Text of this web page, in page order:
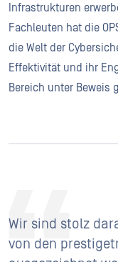
Infrastrukturen
Fachleuten hat die
die Welt der
Effektivität und ihr
Bereich unter Beweis
Wir sind stolz
von den